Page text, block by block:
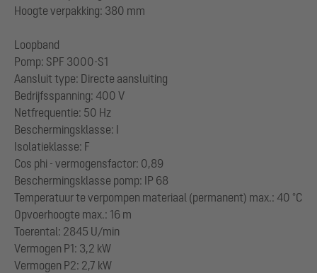
Hoogte verpakking: 380 mm
Loopband
Pomp: SPF 3000-S1
Aansluit type: Directe aansluiting
Bedrijfsspanning: 400 V
Netfrequentie: 50 Hz
Beschermingsklasse: I
Isolatieklasse: F
Cos phi - vermogensfactor: 0,89
Beschermingsklasse pomp: IP 68
Temperatuur te verpompen materiaal (permanent) max.: 40 °C
Opvoerhoogte max.: 16 m
Toerental: 2845 U/min
Vermogen P1: 3,2 kW
Vermogen P2: 2,7 kW